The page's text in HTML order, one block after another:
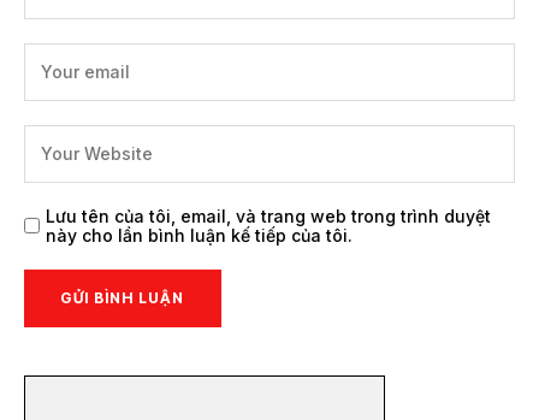
Lưu tên của tôi, email, và trang web trong trình duyệt
này cho lần bình luận kế tiếp của tôi.